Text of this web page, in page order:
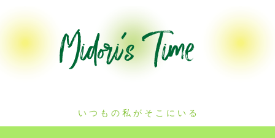
い つ も の 私 が そ こ に い る